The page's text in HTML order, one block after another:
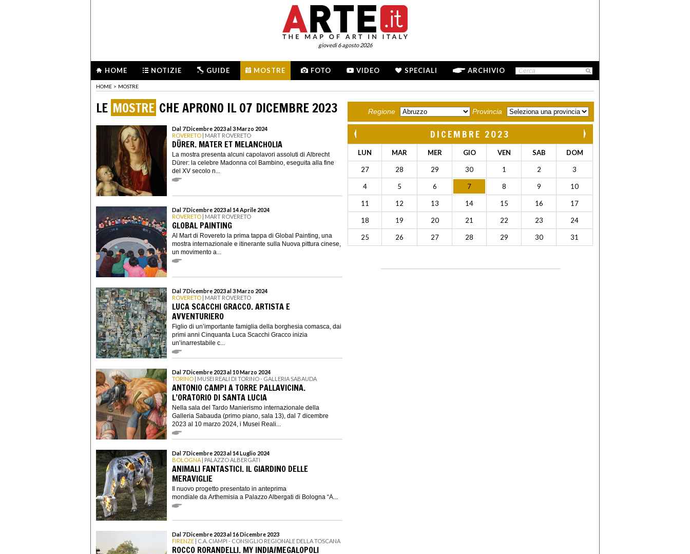
giovedì 6 agosto 2026
HOME NOTIZIE GUIDE MOSTRE FOTO VIDEO SPECIALI ARCHIVIO
HOME > MOSTRE
LE MOSTRE CHE APRONO IL 07 DICEMBRE 2023
Dal 7 Dicembre 2023 al 3 Marzo 2024
ROVERETO | MART ROVERETO
DÜRER. MATER ET MELANCHOLIA
La mostra presenta alcuni capolavori assoluti di Albrecht
Dürer: la celebre Madonna col Bambino, eseguita alla fine
del XV secolo n...
Dal 7 Dicembre 2023 al 14 Aprile 2024
ROVERETO | MART ROVERETO
GLOBAL PAINTING
Al Mart di Rovereto la prima tappa di Global Painting, una
mostra internazionale e itinerante sulla Nuova pittura cinese,
un movimento a...
Dal 7 Dicembre 2023 al 3 Marzo 2024
ROVERETO | MART ROVERETO
LUCA SCACCHI GRACCO. ARTISTA E
AVVENTURIERO
Figlio di un’importante famiglia della borghesia comasca, dai
primi anni Cinquanta Luca Scacchi Gracco inizia
un’inarrestabile c...
Dal 7 Dicembre 2023 al 10 Marzo 2024
TORINO | MUSEI REALI DI TORINO - GALLERIA SABAUDA
ANTONIO CAMPI A TORRE PALLAVICINA.
L’ORATORIO DI SANTA LUCIA
Nella sala del Tardo Manierismo internazionale della
Galleria Sabauda (primo piano, sala 13), dal 7 dicembre
2023 al 10 marzo 2024, i Musei Reali...
Dal 7 Dicembre 2023 al 14 Luglio 2024
BOLOGNA | PALAZZO ALBERGATI
ANIMALI FANTASTICI. IL GIARDINO DELLE
MERAVIGLIE
Il nuovo progetto presentato in anteprima
mondiale da Arthemisia a Palazzo Albergati di Bologna “A...
Dal 7 Dicembre 2023 al 16 Dicembre 2023
FIRENZE | C.A. CIAMPI - CONSIGLIO REGIONALE DELLA TOSCANA
ROCCO RORANDELLI. MY INDIA/MEGALOPOLI
Regione Provincia
DICEMBRE 2023
LUN MAR MER GIO VEN SAB DOM
27 28 29 30 1 2 3
4 5 6 7 8 9 10
11 12 13 14 15 16 17
18 19 20 21 22 23 24
25 26 27 28 29 30 31